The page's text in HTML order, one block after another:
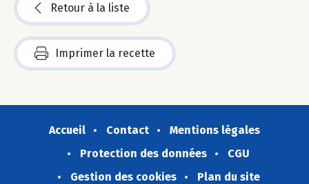
Retour à la liste
Imprimer la recette
Accueil Contact
Mentions légales
Protection des données
CGU
Gestion des cookies
Plan du site